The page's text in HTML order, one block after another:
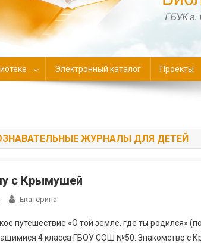
Электронный каталог Проекты
ЖУРНАЛЫ ДЛЯ ДЕТЕЙ
с Крымушей
Екатерина
путешествие «О той земле, где ты родился»
4 класса ГБОУ СОШ №50. Знакомство с